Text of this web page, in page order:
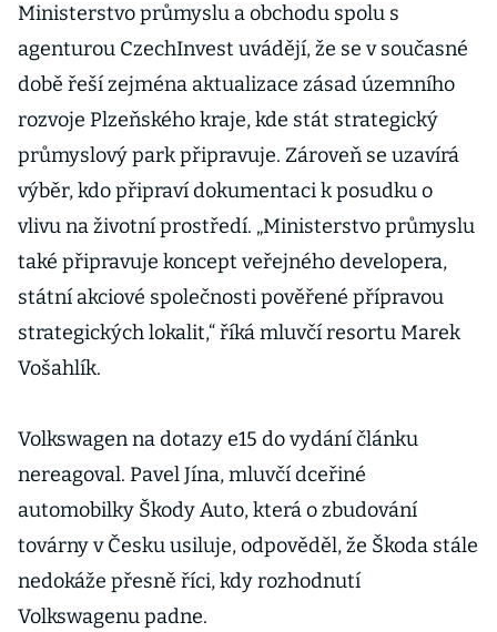
Ministerstvo průmyslu a obchodu spolu s
agenturou CzechInvest uvádějí, že se v současné
době řeší zejména aktualizace zásad územního
rozvoje Plzeňského kraje, kde stát strategický
průmyslový park připravuje. Zároveň se uzavírá
výběr, kdo připraví dokumentaci k posudku o
vlivu na životní prostředí. „Ministerstvo průmyslu
také připravuje koncept veřejného developera,
státní akciové společnosti pověřené přípravou
strategických lokalit,“ říká mluvčí resortu Marek
Vošahlík.
Volkswagen na dotazy e15 do vydání článku
nereagoval. Pavel Jína, mluvčí dceřiné
automobilky Škody Auto, která o zbudování
továrny v Česku usiluje, odpověděl, že Škoda stále
nedokáže přesně říci, kdy rozhodnutí
Volkswagenu padne.